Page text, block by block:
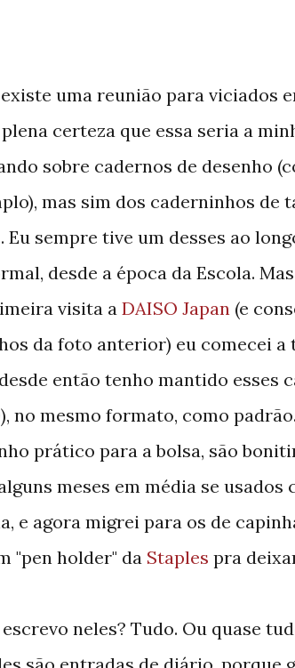
existe uma reunião para viciados
certeza que essa seria a
sobre cadernos de desenho
mas sim dos caderninhos de
Eu sempre tive um desses ao
desde a época da Escola.
visita aDAISO Japan (e
da foto anterior) eu comecei
então tenho mantido esses
no mesmo formato, como
prático para a bolsa, são
meses em média se
e agora migrei para os de
"pen holder" da Staples pra
neles? Tudo. Ou quase